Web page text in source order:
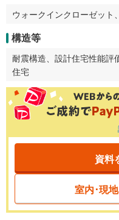
ウォークインクローゼット
構造等
耐震構造、設計住宅性能評
住宅
資料
室内･現